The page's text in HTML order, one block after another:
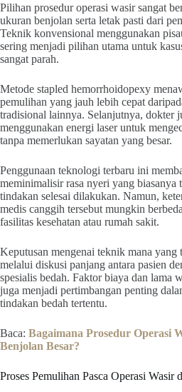
Pilihan prosedur operasi wasir sangat
ukuran benjolan serta letak pasti dari
Teknik konvensional menggunakan
sering menjadi pilihan utama untuk
sangat parah.
Metode stapled hemorrhoidopexy
pemulihan yang jauh lebih cepat
tradisional lainnya. Selanjutnya, dokter
menggunakan energi laser untuk
tanpa memerlukan sayatan yang besar.
Penggunaan teknologi terbaru ini
meminimalisir rasa nyeri yang biasanya
tindakan selesai dilakukan. Namun,
medis canggih tersebut mungkin
fasilitas kesehatan atau rumah sakit.
Keputusan mengenai teknik mana yang
melalui diskusi panjang antara pasien
spesialis bedah. Faktor biaya dan lama
juga menjadi pertimbangan penting
tindakan bedah tertentu.
Baca: Bagaimana Prosedur Operasi
Benjolan Besar?
Proses Pemulihan Pasca Operasi Wasir